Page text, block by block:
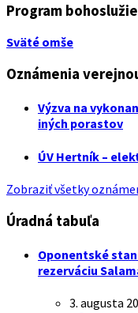
Program
Sväté omše
Oznámenia
Výzva na
iných porastov
ÚV Hertník –
Zobraziť všetky
Úradná tabuľa
Oponentské
rezerváciu
3. augusta